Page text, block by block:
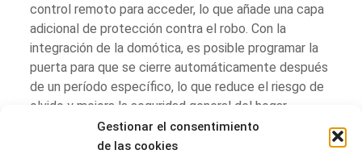
Gestionar el consentimiento
de las cookies
control remoto para acceder, lo que añade una capa
adicional de protección contra el robo. Con la
integración de la domótica, es posible programar la
puerta para que se cierre automáticamente después
de un período específico, lo que reduce el riesgo de
olvido y mejora la seguridad general del hogar.
Conclusión